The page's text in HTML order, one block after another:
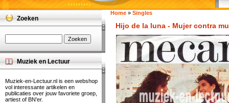
Home » Singles
Hijo de la luna - Mujer contra
Zoeken
Muziek en Lectuur
Muziek-en-Lectuur.nl is een webshop
vol interessante artikelen en
publicaties over jouw favoriete groep,
artiest of BN'er.